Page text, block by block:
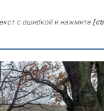
с ошибкой и нажмите